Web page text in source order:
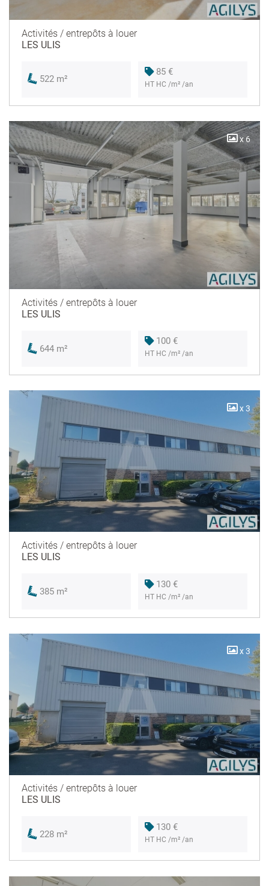
Activités / entrepôts à louer
LES ULIS
522 m²
85 €
HT HC /m² /an
x 6
Activités / entrepôts à louer
LES ULIS
644 m²
100 €
HT HC /m² /an
x 3
Activités / entrepôts à louer
LES ULIS
385 m²
130 €
HT HC /m² /an
x 3
Activités / entrepôts à louer
LES ULIS
228 m²
130 €
HT HC /m² /an